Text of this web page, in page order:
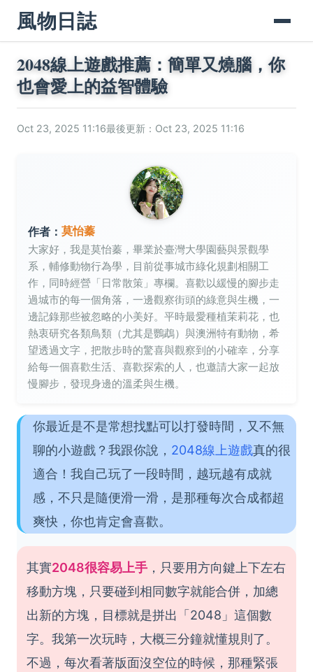
風物日誌
2048線上遊戲推薦：簡單又燒腦，你
也會愛上的益智體驗
Oct 23, 2025 11:16最後更新：Oct 23, 2025 11:16
作者： 莫怡蓁
大家好，我是莫怡蓁，畢業於臺灣大學園藝與景觀學
系，輔修動物行為學，目前從事城市綠化規劃相關工
作，同時經營「日常散策」專欄。喜歡以緩慢的腳步走
過城市的每一個角落，一邊觀察街頭的綠意與生機，一
邊記錄那些被忽略的小美好。平時最愛種植茉莉花，也
熱衷研究各類鳥類（尤其是鸚鵡）與澳洲特有動物，希
望透過文字，把散步時的驚喜與觀察到的小確幸，分享
給每一個喜歡生活、喜歡探索的人，也邀請大家一起放
慢腳步，發現身邊的溫柔與生機。
你最近是不是常想找點可以打發時間，又不無
聊的小遊戲？我跟你說， 2048線上遊戲真的很
適合！我自己玩了一段時間，越玩越有成就
感，不只是隨便滑一滑，是那種每次合成都超
爽快，你也肯定會喜歡。
其實2048很容易上手 ，只要用方向鍵上下左右
移動方塊，只要碰到相同數字就能合併，加總
出新的方塊，目標就是拼出「2048」這個數
字。我第一次玩時，大概三分鐘就懂規則了。
不過，每次看著版面沒空位的時候，那種緊張